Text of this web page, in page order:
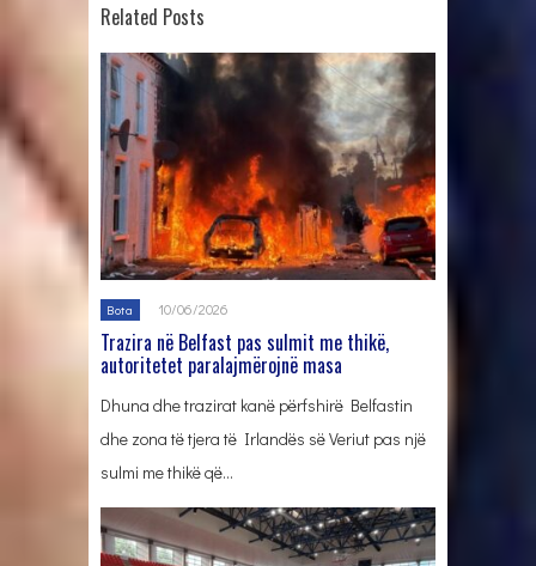
Related Posts
Bota 10/06/2026
Trazira në Belfast pas sulmit me thikë,
autoritetet paralajmërojnë masa
Dhuna dhe trazirat kanë përfshirë Belfastin
dhe zona të tjera të Irlandës së Veriut pas një
sulmi me thikë që…